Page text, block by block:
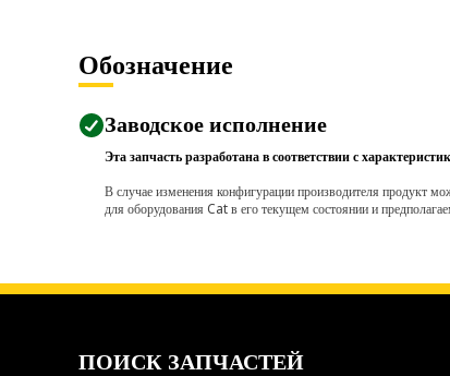
Обозначение
Заводское исполнение
Эта запчасть разработана в соответствии с
В случае изменения конфигурации производителя продукт
для оборудования Cat в его текущем состоянии и
ПОИСК ЗАПЧАСТЕЙ